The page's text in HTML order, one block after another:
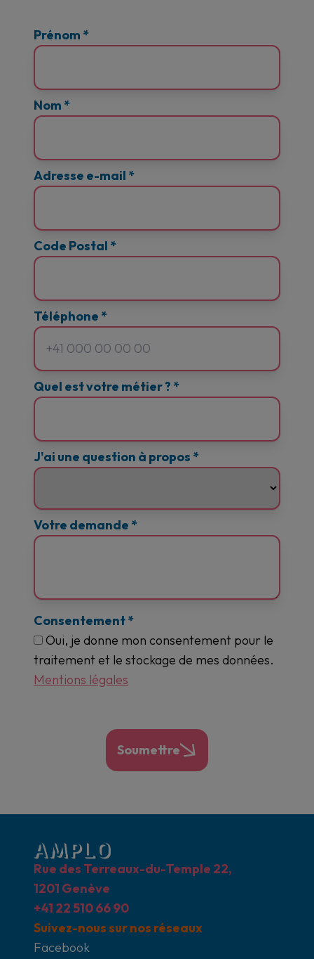
Prénom *
Nom *
Adresse e-mail *
Code Postal *
Téléphone *
Quel est votre métier ? *
J'ai une question à propos *
Votre demande *
Consentement*
Oui, je donne mon consentement pour le
traitement et le stockage de mes données.
Mentions légales
Soumettre
Rue des Terreaux-du-Temple 22,
1201 Genève
+41 22 510 66 90
Suivez-nous sur nos réseaux
Facebook